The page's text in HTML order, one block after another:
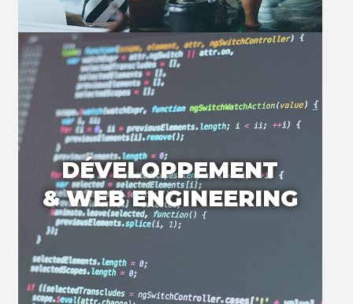
DÉVELOPPEMENT
& WEB ENGINEERING